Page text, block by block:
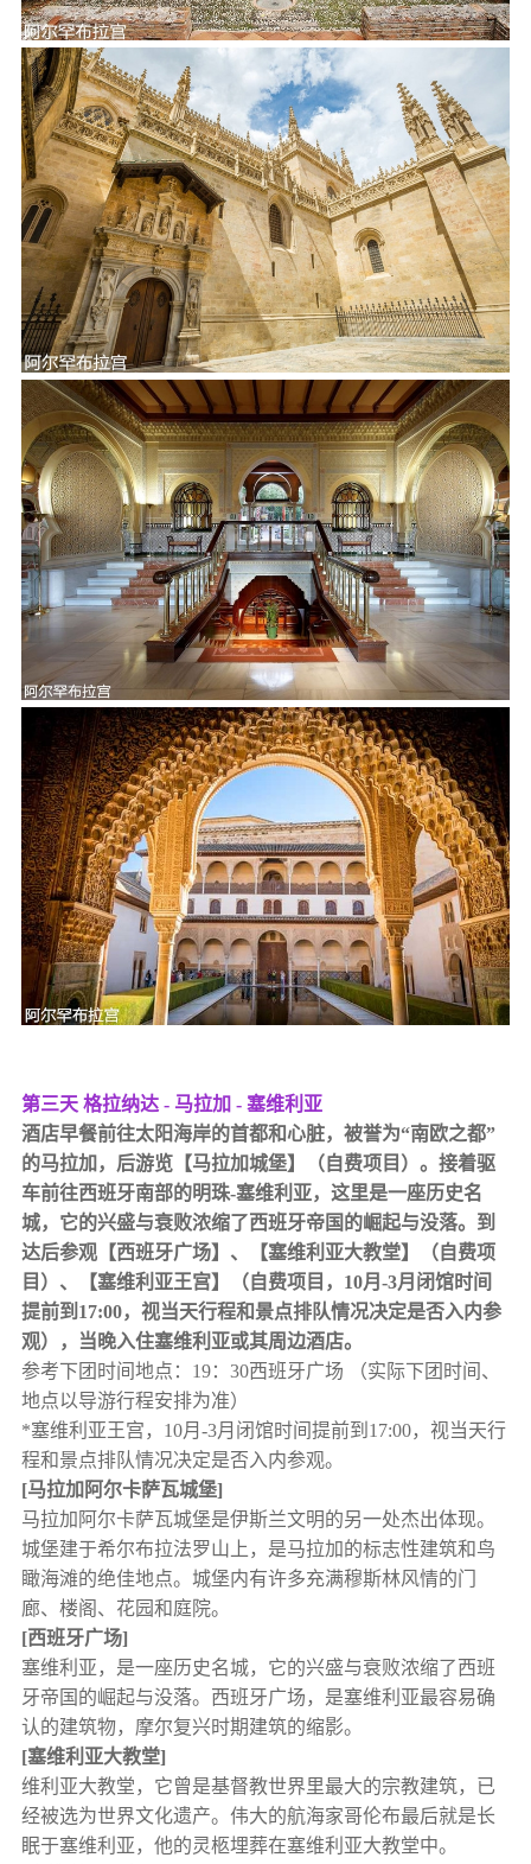
第三天 格拉纳达 - 马拉加 - 塞维利亚
酒店早餐前往太阳海岸的首都和心脏，被誉为“南欧之都”
的马拉加，后游览【马拉加城堡】（自费项目）。接着驱
车前往西班牙南部的明珠-塞维利亚，这里是一座历史名
城，它的兴盛与衰败浓缩了西班牙帝国的崛起与没落。到
达后参观【西班牙广场】、【塞维利亚大教堂】（自费项
目）、【塞维利亚王宫】（自费项目，10月-3月闭馆时间
提前到17:00，视当天行程和景点排队情况决定是否入内参
观），当晚入住塞维利亚或其周边酒店。
参考下团时间地点：19：30西班牙广场 （实际下团时间、
地点以导游行程安排为准）
*塞维利亚王宫，10月-3月闭馆时间提前到17:00，视当天行
程和景点排队情况决定是否入内参观。
[马拉加阿尔卡萨瓦城堡]
马拉加阿尔卡萨瓦城堡是伊斯兰文明的另一处杰出体现。
城堡建于希尔布拉法罗山上，是马拉加的标志性建筑和鸟
瞰海滩的绝佳地点。城堡内有许多充满穆斯林风情的门
廊、楼阁、花园和庭院。
[西班牙广场]
塞维利亚，是一座历史名城，它的兴盛与衰败浓缩了西班
牙帝国的崛起与没落。西班牙广场，是塞维利亚最容易确
认的建筑物，摩尔复兴时期建筑的缩影。
[塞维利亚大教堂]
维利亚大教堂，它曾是基督教世界里最大的宗教建筑，已
经被选为世界文化遗产。伟大的航海家哥伦布最后就是长
眠于塞维利亚，他的灵柩埋葬在塞维利亚大教堂中。